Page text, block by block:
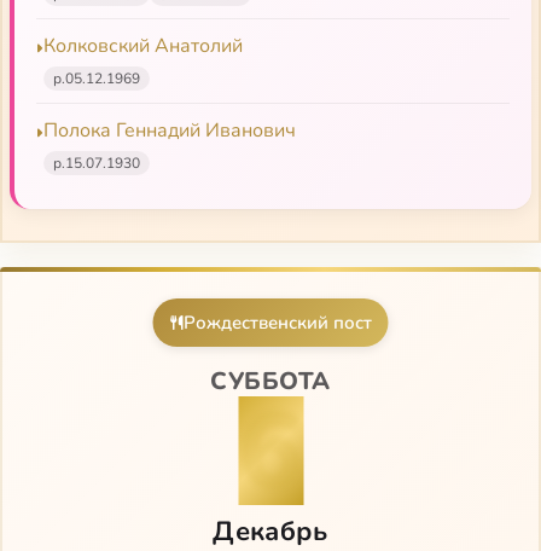
Колковский Анатолий
р.05.12.1969
Полока Геннадий Иванович
р.15.07.1930
Рождественский пост
СУББОТА
6
Декабрь